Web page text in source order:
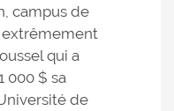
campus de
extrêmement
qui a
000 $ sa
de